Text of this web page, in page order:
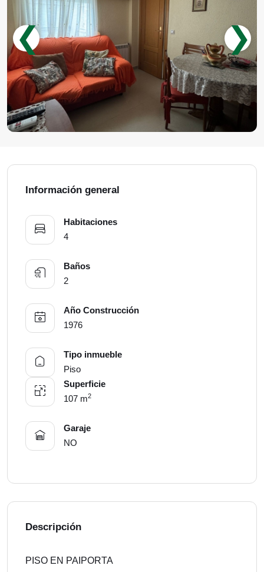
❮ ❯
Información general
Habitaciones
4
Baños
2
Año Construcción
1976
Tipo inmueble
Piso
Superficie
107 m2
Garaje
NO
Descripción
PISO EN PAIPORTA